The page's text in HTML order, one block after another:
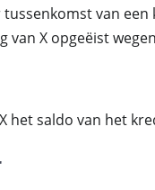
van
van X opgeëist
het saldo van het